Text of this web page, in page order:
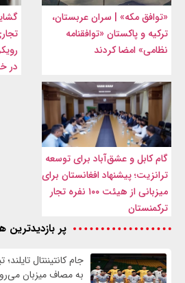
«توافق مکه» | سران عربستان،
ترکیه و پاکستان «توافقنامه
نظامی» امضا کردند
در
گام کابل و عشق‌آباد برای توسعه
ترانزیت؛ پیشنهاد افغانستان برای
میزبانی از هیئت ۱۰۰ نفره تجار
ترکمنستان
پر بازدیدترین
جام کانتیننتال
به مصاف میزبان